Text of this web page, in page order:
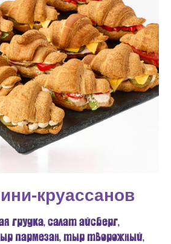
круассанов
грудка, салат айсберг,
пармезан, тыр творожный,